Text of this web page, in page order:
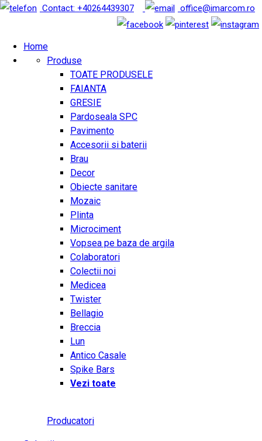
Contact: +40264439307 office@imarcom.ro
Home
Produse
TOATE PRODUSELE
FAIANTA
GRESIE
Pardoseala SPC
Pavimento
Accesorii si baterii
Brau
Decor
Obiecte sanitare
Mozaic
Plinta
Microciment
Vopsea pe baza de argila
Colaboratori
Colectii noi
Medicea
Twister
Bellagio
Breccia
Lun
Antico Casale
Spike Bars
Vezi toate
Producatori